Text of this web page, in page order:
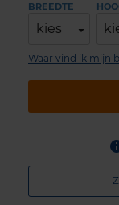
BREEDTE
kies
Waar vind ik mijn